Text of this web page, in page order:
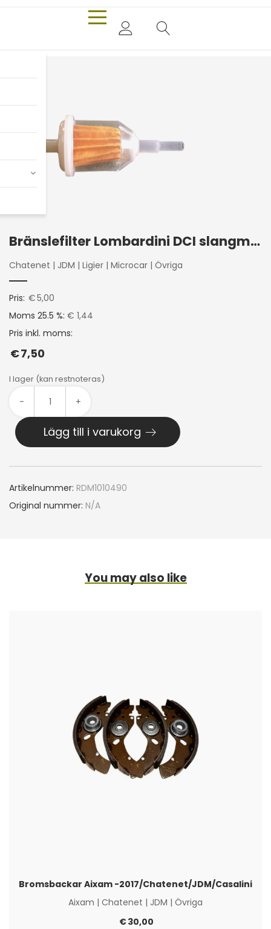
Bränslefilter Lombardini DCI slangmodell
Chatenet | JDM | Ligier | Microcar | Övriga
Pris: €5,00
Moms 25.5 %: € 1,44
Pris inkl. moms:
€7,50
I lager (kan restnoteras)
- +
Lägg till i varukorg
Artikelnummer: RDM1010490
Original nummer: N/A
You may also like
Bromsbackar Aixam -2017/Chatenet/JDM/Casalini
Aixam | Chatenet | JDM | Övriga
€30,00